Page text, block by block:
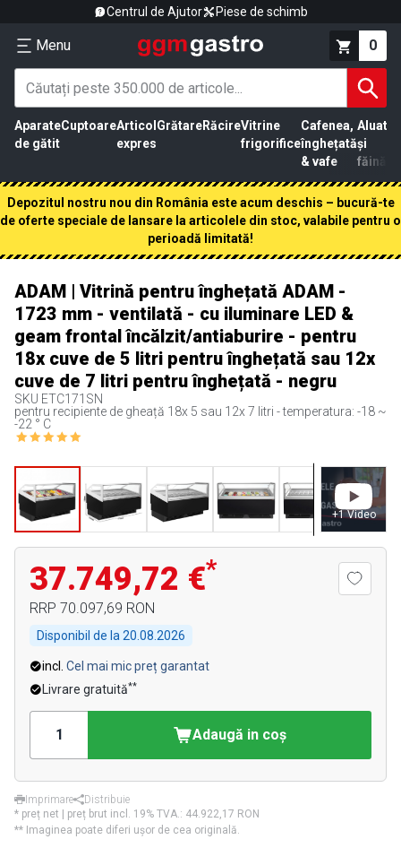
Centrul de Ajutor Piese de schimb
Menu 0
Aparate
de gătit
CuptoareArticol
expres
GrătareRăcireVitrine
frigorifice
Cafenea,
înghețată
& vafe
Aluat
și
făină
Depozitul nostru nou din România este acum deschis – bucură-te
de oferte speciale de lansare la articolele din stoc, valabile pentru o
perioadă limitată!
ADAM | Vitrină pentru înghețată ADAM -
1723 mm - ventilată - cu iluminare LED &
geam frontal încălzit/antiaburire - pentru
18x cuve de 5 litri pentru înghețată sau 12x
cuve de 7 litri pentru înghețată - negru
SKU ETC171SN
pentru recipiente de gheață 18x 5 sau 12x 7 litri - temperatura: -18 ~
-22 ° C
+1 Video
37.749,72 €*
RRP 70.097,69 RON
Disponibil de la 20.08.2026
incl. Cel mai mic preț garantat
Livrare gratuită**
Adaugă in coş
Imprimare
Distribuie
* preț net | preț brut incl. 19% TVA.: 44.922,17 RON
** Imaginea poate diferi ușor de cea originală.